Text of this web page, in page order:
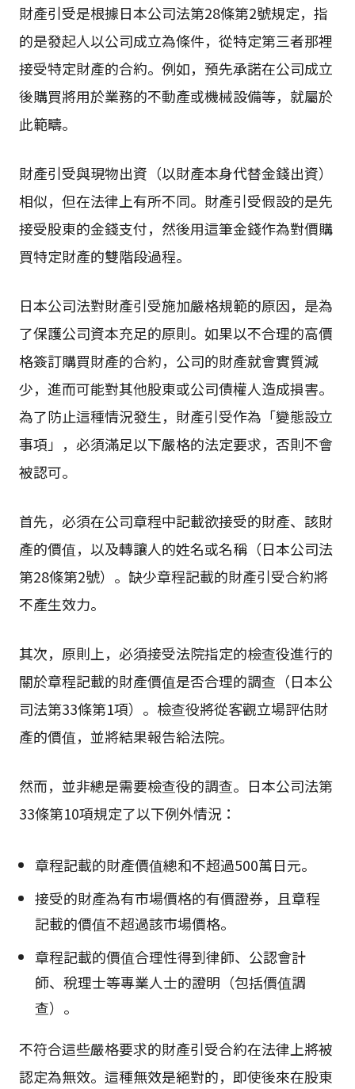
財產引受是根據日本公司法第28條第2號規定，指
的是發起人以公司成立為條件，從特定第三者那裡
接受特定財產的合約。例如，預先承諾在公司成立
後購買將用於業務的不動產或機械設備等，就屬於
此範疇。
財產引受與現物出資（以財產本身代替金錢出資）
相似，但在法律上有所不同。財產引受假設的是先
接受股東的金錢支付，然後用這筆金錢作為對價購
買特定財產的雙階段過程。
日本公司法對財產引受施加嚴格規範的原因，是為
了保護公司資本充足的原則。如果以不合理的高價
格簽訂購買財產的合約，公司的財產就會實質減
少，進而可能對其他股東或公司債權人造成損害。
為了防止這種情況發生，財產引受作為「變態設立
事項」，必須滿足以下嚴格的法定要求，否則不會
被認可。
首先，必須在公司章程中記載欲接受的財產、該財
產的價值，以及轉讓人的姓名或名稱（日本公司法
第28條第2號）。缺少章程記載的財產引受合約將
不產生效力。
其次，原則上，必須接受法院指定的檢查役進行的
關於章程記載的財產價值是否合理的調查（日本公
司法第33條第1項）。檢查役將從客觀立場評估財
產的價值，並將結果報告給法院。
然而，並非總是需要檢查役的調查。日本公司法第
33條第10項規定了以下例外情況：
章程記載的財產價值總和不超過500萬日元。
接受的財產為有市場價格的有價證券，且章程
記載的價值不超過該市場價格。
章程記載的價值合理性得到律師、公認會計
師、稅理士等專業人士的證明（包括價值調
查）。
不符合這些嚴格要求的財產引受合約在法律上將被
認定為無效。這種無效是絕對的，即使後來在股東